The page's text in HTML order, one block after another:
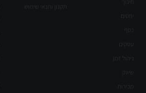
חינוך
יחסים
כסף
עסקים
ניהול זמן
שיווק
תקנון ותנאי שימוש